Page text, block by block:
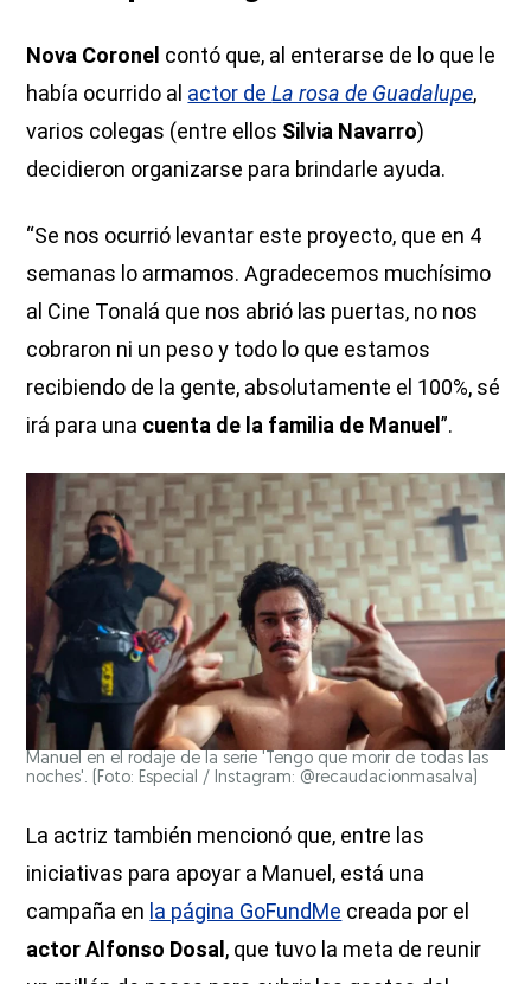
Nova Coronel contó que, al enterarse de lo que le
había ocurrido al actor deLa rosa de Guadalupe,
varios colegas (entre ellos Silvia Navarro)
decidieron organizarse para brindarle ayuda.
“Se nos ocurrió levantar este proyecto, que en 4
semanas lo armamos. Agradecemos muchísimo
al Cine Tonalá que nos abrió las puertas, no nos
cobraron ni un peso y todo lo que estamos
recibiendo de la gente, absolutamente el 100%, sé
irá para una cuenta de la familia de Manuel”.
Manuel en el rodaje de la serie 'Tengo que morir de todas las
noches'. (Foto: Especial / Instagram: @recaudacionmasalva)
La actriz también mencionó que, entre las
iniciativas para apoyar a Manuel, está una
campaña en la página GoFundMe creada por el
actor Alfonso Dosal, que tuvo la meta de reunir